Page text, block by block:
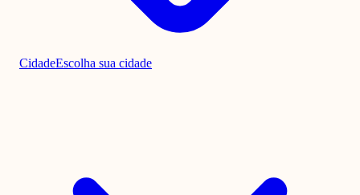
CidadeEscolha sua cidade